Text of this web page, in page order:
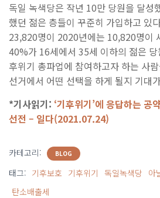
독일 녹색당은 작년 10만 당원을 달성
했던 젊은 층들이 꾸준히 가입하고 있
23,820명이 2020년에는 10,820명이
40%가 16세에서 35세 이하의 젊은
후위기 총파업에 참여하고자 하는 사
선거에서 어떤 선택을 하게 될지 기대
*기사읽기: ‘기후위기’에 응답하는 공
선전 – 일다(2021.07.24)
카테고리: BLOG
태그: 기후보호 기후위기 독일녹색당 아
탄소배출세